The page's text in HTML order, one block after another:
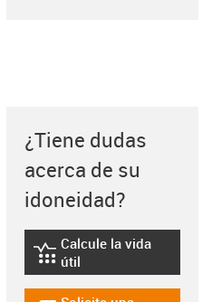
¿Tiene dudas
acerca de su
idoneidad?
igus-icon-lebensdauerrechner
Calcule la vida
útil